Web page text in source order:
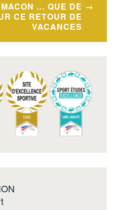
… QUE DE
CE RETOUR DE
VACANCES